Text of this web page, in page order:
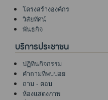
โครงสร้างองค์กร
วิสัยทัศน์
พันธกิจ
บริการประชาชน
ปฏิทินกิจกรรม
คำถามที่พบบ่อย
ถาม - ตอบ
ห้องแสดงภาพ